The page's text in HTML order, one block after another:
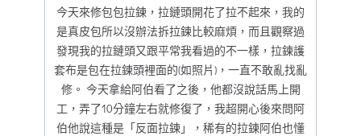
今天來修包包拉鍊，拉鏈頭開花了拉不起來，我的
是真皮包所以沒辦法拆拉鍊比較麻煩，而且觀察過
發現我的拉鏈頭又跟平常我看過的不一樣，拉鍊護
套布是包在拉鍊頭裡面的(如照片)，一直不敢亂找亂
修。 今天拿給阿伯看了之後，他都沒說話馬上開
工，弄了10分鐘左右就修復了，我超開心後來問阿
伯他說這種是「反面拉鍊」，稀有的拉鍊阿伯也懂